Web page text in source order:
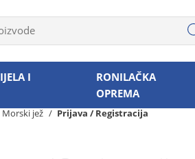
I
RONILAČKA
OPREMA
Morski jež Prijava / Registracija